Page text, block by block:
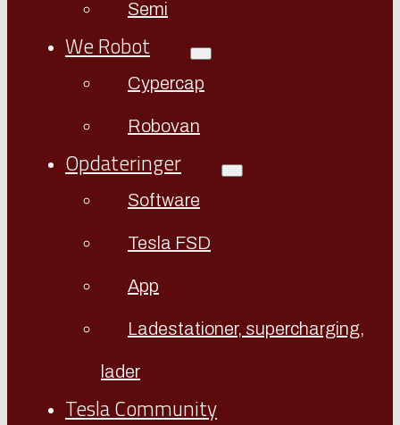
Semi
We Robot
Cypercap
Robovan
Opdateringer
Software
Tesla FSD
App
Ladestationer, supercharging,
lader
Tesla Community